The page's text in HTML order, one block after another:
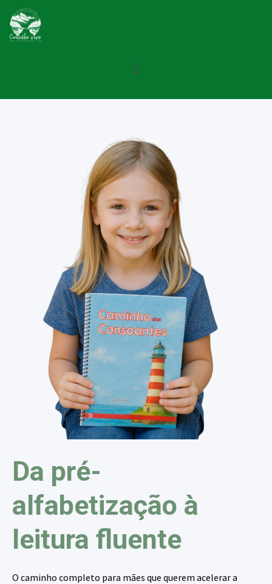
Da pré-
alfabetização à
leitura fluente
O caminho completo para mães que querem acelerar a